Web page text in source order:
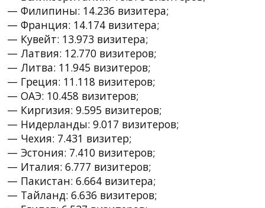
— Филипины: 14.236 визитера;
— Франция: 14.174 визитера;
— Кувейт: 13.973 визитера;
— Латвия: 12.770 визитеров;
— Литва: 11.945 визитеров;
— Греция: 11.118 визитеров;
— ОАЭ: 10.458 визитеров;
— Киргизия: 9.595 визитеров;
— Нидерланды: 9.017 визитеров;
— Чехия: 7.431 визитер;
— Эстония: 7.410 визитеров;
— Италия: 6.777 визитеров;
— Пакистан: 6.664 визитера;
— Тайланд: 6.636 визитеров;